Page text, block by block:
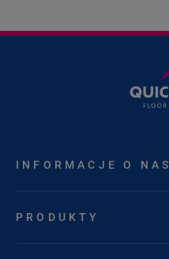
INFORMACJE O NAS
PRODUKTY